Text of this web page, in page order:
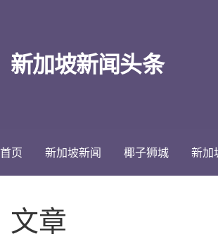
新加坡新闻头条
首页 新加坡新闻 椰子狮城 新加
文章